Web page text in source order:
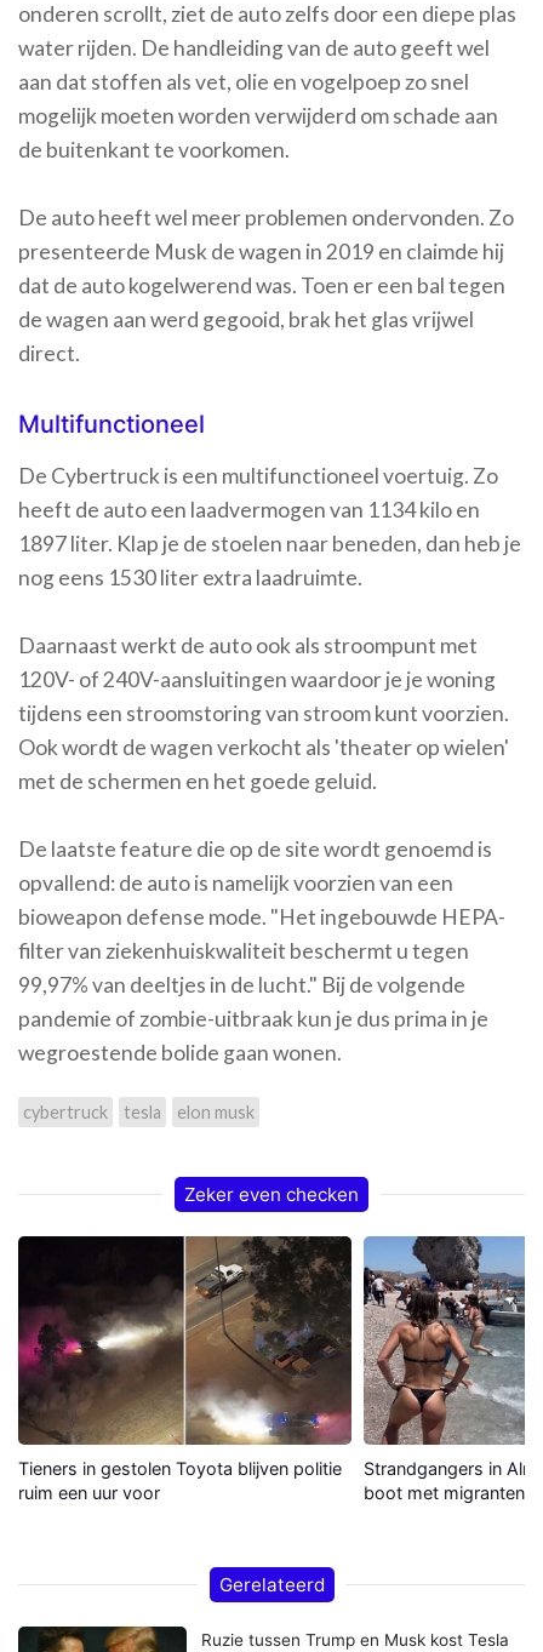
onderen scrollt, ziet de auto zelfs door een diepe plas
water rijden. De handleiding van de auto geeft wel
aan dat stoffen als vet, olie en vogelpoep zo snel
mogelijk moeten worden verwijderd om schade aan
de buitenkant te voorkomen.
De auto heeft wel meer problemen ondervonden. Zo
presenteerde Musk de wagen in 2019 en claimde hij
dat de auto kogelwerend was. Toen er een bal tegen
de wagen aan werd gegooid, brak het glas vrijwel
direct.
Multifunctioneel
De Cybertruck is een multifunctioneel voertuig. Zo
heeft de auto een laadvermogen van 1134 kilo en
1897 liter. Klap je de stoelen naar beneden, dan heb je
nog eens 1530 liter extra laadruimte.
Daarnaast werkt de auto ook als stroompunt met
120V- of 240V-aansluitingen waardoor je je woning
tijdens een stroomstoring van stroom kunt voorzien.
Ook wordt de wagen verkocht als 'theater op wielen'
met de schermen en het goede geluid.
De laatste feature die op de site wordt genoemd is
opvallend: de auto is namelijk voorzien van een
bioweapon defense mode. "Het ingebouwde HEPA-
filter van ziekenhuiskwaliteit beschermt u tegen
99,97% van deeltjes in de lucht." Bij de volgende
pandemie of zombie-uitbraak kun je dus prima in je
wegroestende bolide gaan wonen.
cybertruck tesla elon musk
Zeker even checken
Tieners in gestolen Toyota blijven politie
ruim een uur voor
Strandgangers in
boot met migranten
Gerelateerd
Ruzie tussen Trump en Musk kost Tesla